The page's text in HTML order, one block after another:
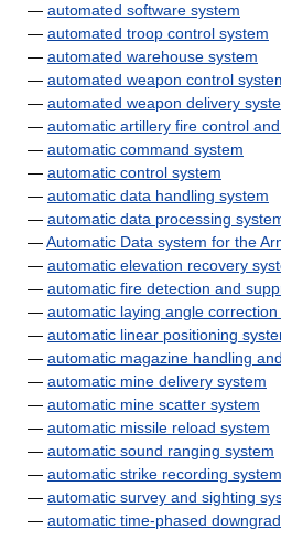
— automated software system
— automated troop control system
— automated warehouse system
— automated weapon control
— automated weapon delivery
— automatic artillery fire control
— automatic command system
— automatic control system
— automatic data handling system
— automatic data processing
—Automatic Data system for the
— automatic elevation recovery
— automatic fire detection and
— automatic laying angle correction
— automatic linear positioning
— automatic magazine handling
— automatic mine delivery system
— automatic mine scatter system
— automatic missile reload system
— automatic sound ranging system
— automatic strike recording system
— automatic survey and sighting
— automatic time-phased